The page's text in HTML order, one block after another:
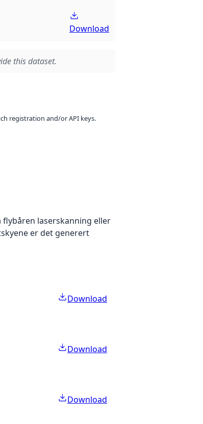
Download
this dataset.
registration and/or API keys.
laserskanning eller
er det generert
Download
Download
Download